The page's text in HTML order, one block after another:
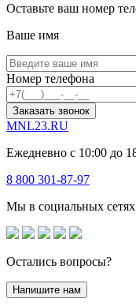
Оставьте ваш номер
Ваше имя
Номер телефона
Заказать звонок
MNL23.RU
Ежедневно с 10:00 до
8 800 301-87-97
Мы в социальных сетях
Остались вопросы?
Напишите нам